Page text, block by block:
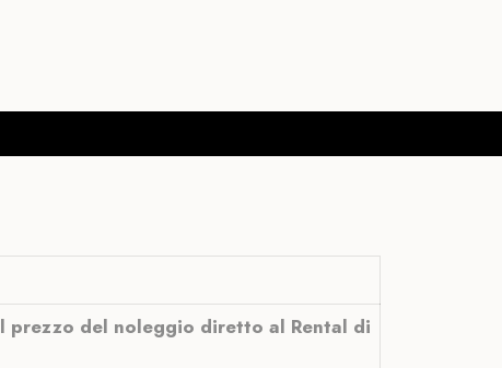
del noleggio diretto al Rental di